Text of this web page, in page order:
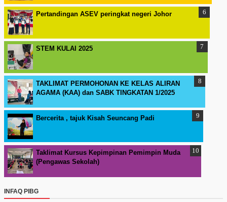
Pertandingan ASEV peringkat negeri Johor
STEM KULAI 2025
TAKLIMAT PERMOHONAN KE KELAS ALIRAN
AGAMA (KAA) dan SABK TINGKATAN 1/2025
Bercerita , tajuk Kisah Seuncang Padi
Taklimat Kursus Kepimpinan Pemimpin Muda
(Pengawas Sekolah)
INFAQ PIBG